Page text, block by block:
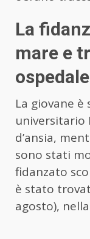
La
mare e
ospedale
La giovane
universitario
d’ansia,
sono stati
fidanzato
è stato
agosto),